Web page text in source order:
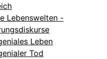
Lebenswelten -
Leben
Tod